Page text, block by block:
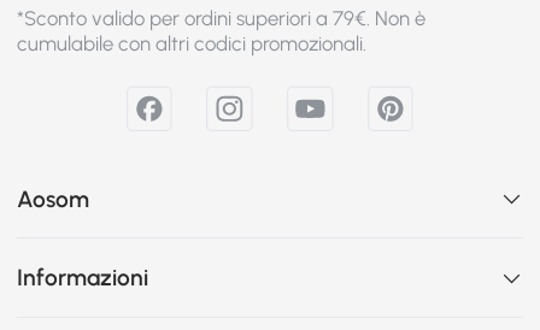
*Sconto valido per ordini superiori a 79€. Non è
cumulabile con altri codici promozionali.
Aosom
Informazioni